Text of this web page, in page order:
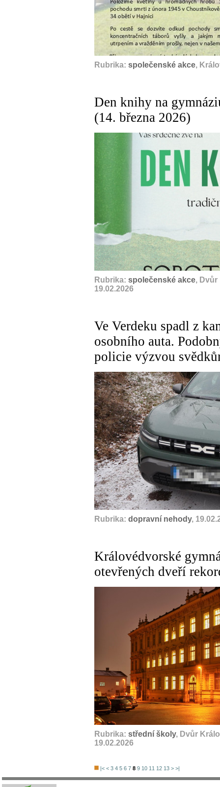
Rubrika: společenské akce,
Den knihy na
(14. března 2026)
Rubrika: společenské akce, Dvůr
19.02.2026
Ve Verdeku spadl z
osobního auta.
policie výzvou
Rubrika: dopravní nehody,
Královédvorské
otevřených dveří
Rubrika: střední školy, Dvůr
19.02.2026
|< < 3 4 5 6 7 8 9 10 11 12 13 > >|